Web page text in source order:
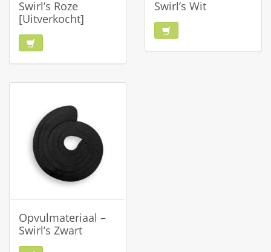
Swirl’s Roze
[Uitverkocht]
Swirl’s Wit
Opvulmateriaal –
Swirl’s Zwart